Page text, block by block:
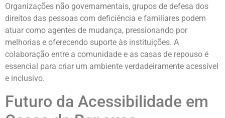
Organizações não governamentais, grupos de defesa dos
direitos das pessoas com deficiência e familiares podem
atuar como agentes de mudança, pressionando por
melhorias e oferecendo suporte às instituições. A
colaboração entre a comunidade e as casas de repouso é
essencial para criar um ambiente verdadeiramente acessível
e inclusivo.
Futuro da Acessibilidade em